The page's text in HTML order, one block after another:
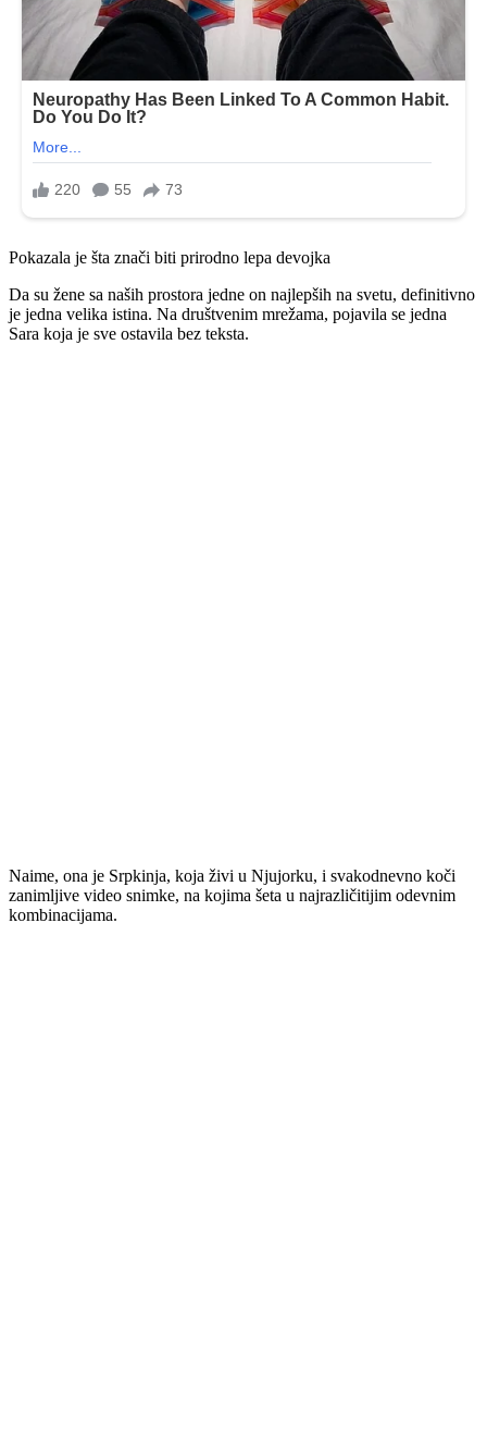
Pokazala je šta znači biti prirodno lepa devojka
Da su žene sa naših prostora jedne on najlepših na svetu, definitivno
je jedna velika istina. Na društvenim mrežama, pojavila se jedna
Sara koja je sve ostavila bez teksta.
Naime, ona je Srpkinja, koja živi u Njujorku, i svakodnevno koči
zanimljive video snimke, na kojima šeta u najrazličitijim odevnim
kombinacijama.